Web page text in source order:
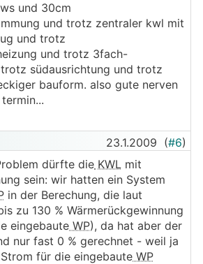
und 30cm
und trotz zentraler kwl mit
und trotz
und trotz 3fach-
südausrichtung und trotz
bauform. also gute nerven
23.1.2009 (#6)
dürfte die KWL mit
sein: wir hatten ein System
in der Berechung, die laut
zu 130 % Wärmerückgewinnung
eingebaute WP), da hat aber der
nur fast 0 % gerechnet - weil ja
für die eingebaute WP